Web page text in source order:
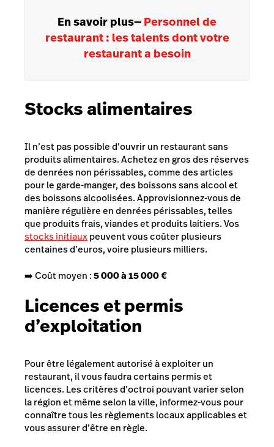
En savoir plus— ​​Personnel de
restaurant : les talents dont votre
restaurant a besoin
Stocks alimentaires
Il n’est pas possible d’ouvrir un restaurant sans
produits alimentaires. Achetez en gros des réserves
de denrées non périssables, comme des articles
pour le garde-manger, des boissons sans alcool et
des boissons alcoolisées. Approvisionnez-vous de
manière régulière en denrées périssables, telles
que produits frais, viandes et produits laitiers. Vos
stocks initiauxpeuvent vous coûter plusieurs
centaines d’euros, voire plusieurs milliers.
➡️ Coût moyen :5 000 à 15 000 €
Licences et permis
d’exploitation
Pour être légalement autorisé à exploiter un
restaurant, il vous faudra certains permis et
licences. Les critères d’octroi pouvant varier selon
la région et même selon la ville, informez-vous pour
connaître tous les règlements locaux applicables et
vous assurer d’être en règle.